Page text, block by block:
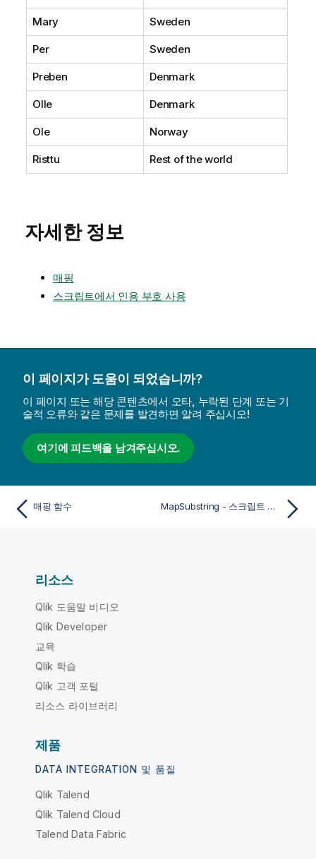
Mary Sweden
Per Sweden
Preben Denmark
Olle Denmark
Ole Norway
Risttu Rest of the world
자세한 정보
매핑
스크립트에서 인용 부호 사용
이 페이지가 도움이 되었습니까?
이 페이지 또는 해당 콘텐츠에서 오타, 누락된 단계 또는 기
술적 오류와 같은 문제를 발견하면 알려 주십시오!
여기에 피드백을 남겨주십시오.
매핑 함수 MapSubstring - 스크립트 함수
리소스
Qlik 도움말 비디오
Qlik Developer
교육
Qlik 학습
Qlik 고객 포털
리소스 라이브러리
제품
DATA INTEGRATION 및 품질
Qlik Talend
Qlik Talend Cloud
Talend Data Fabric